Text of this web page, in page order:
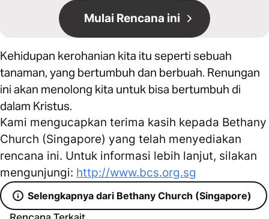
Mulai Rencana ini
Kehidupan kerohanian kita itu seperti sebuah
tanaman, yang bertumbuh dan berbuah. Renungan
ini akan menolong kita untuk bisa bertumbuh di
dalam Kristus.
Kami mengucapkan terima kasih kepada Bethany
Church (Singapore) yang telah menyediakan
rencana ini. Untuk informasi lebih lanjut, silakan
mengunjungi: http://www.bcs.org.sg
Selengkapnya dari Bethany Church (Singapore)